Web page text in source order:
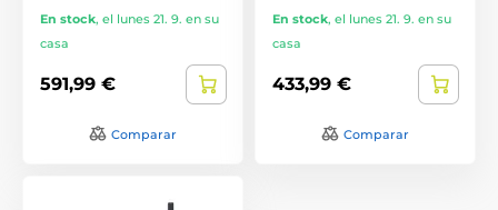
En stock, el lunes 21. 9. en su
casa
591,99 €
Comparar
En stock, el lunes 21. 9. en su
casa
433,99 €
Comparar